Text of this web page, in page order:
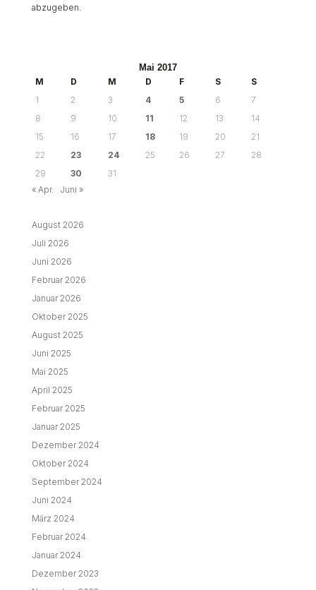
abzugeben.
Mai 2017
M
D M D F S
S
1
2 3 4 5 6
7
8
9 10 11 12 13
14
15
16 17 18 19 20
21
22
23 24 25 26 27
28
29
30
31
« Apr.
Juni »
August 2026
Juli 2026
Juni 2026
Februar 2026
Januar 2026
Oktober 2025
August 2025
Juni 2025
Mai 2025
April 2025
Februar 2025
Januar 2025
Dezember 2024
Oktober 2024
September 2024
Juni 2024
März 2024
Februar 2024
Januar 2024
Dezember 2023